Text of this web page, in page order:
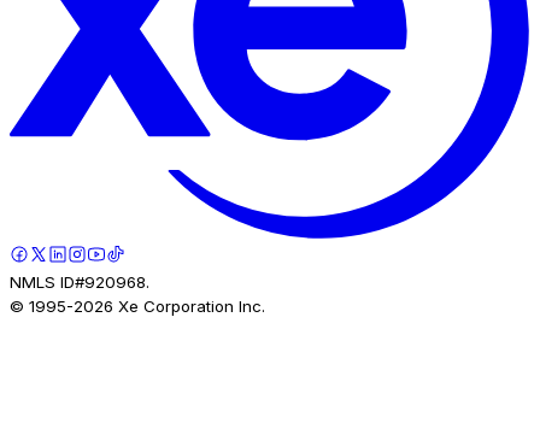
NMLS ID#920968.
© 1995-2026 Xe Corporation Inc.